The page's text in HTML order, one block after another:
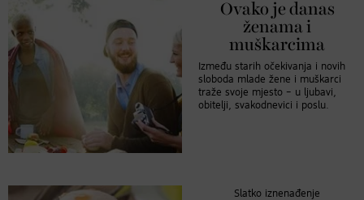
Ovako je danas
ženama i
muškarcima
Između starih očekivanja i novih
sloboda mlade žene i muškarci
traže svoje mjesto – u ljubavi,
obitelji, svakodnevici i poslu.
Slatko iznenađenje